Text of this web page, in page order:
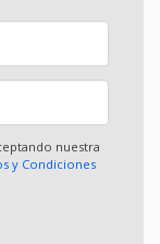
nuestra
y Condiciones